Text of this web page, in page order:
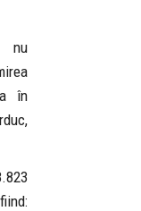
nu
în